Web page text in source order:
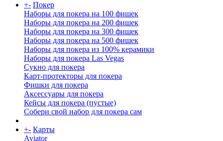
+- Покер
Наборы для покера на 100 фишек
Наборы для покера на 200 фишек
Наборы для покера на 300 фишек
Наборы для покера на 500 фишек
Наборы для покера из 100% керамики
Наборы для покера Las Vegas
Сукно для покера
Карт-протекторы для покера
Фишки для покера
Аксессуары для покера
Кейсы для покера (пустые)
Собери свой набор для покера сам
+- Карты
Aviator